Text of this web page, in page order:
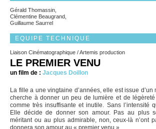
Gérald Thomassin,
Clémentine Beaugrand,
Guillaume Saurrel
EQUIPE TECHNIQUE
Liaison Cinématographique / Artemis production
LE PREMIER VENU
un film de : Jacques Doillon
La fille a une vingtaine d’années, elle est issue
cherche à donner un peu de lumière et de
comme très insuffisante et inutile. Sans l’intensité
Elle décide de donner son amour. Pas au plus
méritant ou au plus admirable, non, ceux-là n’ont
donnera son amour au « premier venu »